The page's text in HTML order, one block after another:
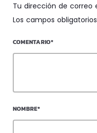
Tu dirección de correo
Los campos
COMENTARIO*
NOMBRE*